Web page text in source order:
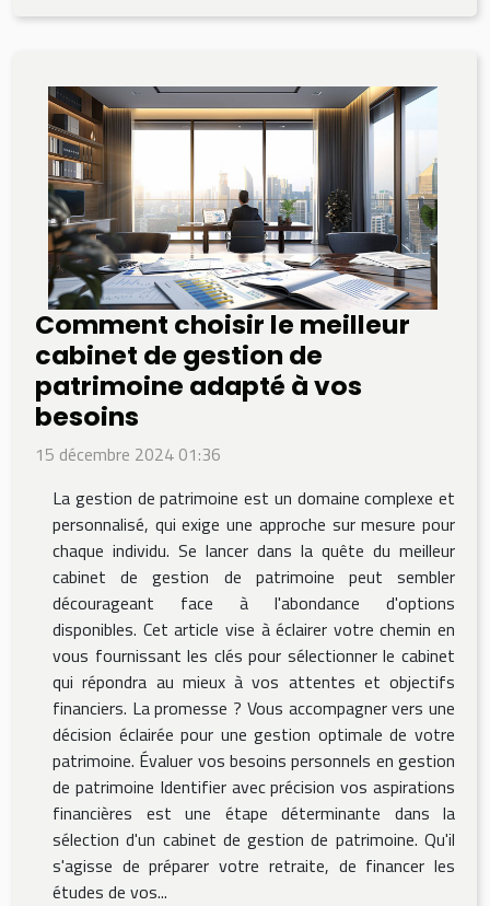
Comment choisir le meilleur
cabinet de gestion de
patrimoine adapté à vos
besoins
15 décembre 2024 01:36
La gestion de patrimoine est un domaine complexe et
personnalisé, qui exige une approche sur mesure pour
chaque individu. Se lancer dans la quête du meilleur
cabinet de gestion de patrimoine peut sembler
décourageant face à l'abondance d'options
disponibles. Cet article vise à éclairer votre chemin en
vous fournissant les clés pour sélectionner le cabinet
qui répondra au mieux à vos attentes et objectifs
financiers. La promesse ? Vous accompagner vers une
décision éclairée pour une gestion optimale de votre
patrimoine. Évaluer vos besoins personnels en gestion
de patrimoine Identifier avec précision vos aspirations
financières est une étape déterminante dans la
sélection d'un cabinet de gestion de patrimoine. Qu'il
s'agisse de préparer votre retraite, de financer les
études de vos...